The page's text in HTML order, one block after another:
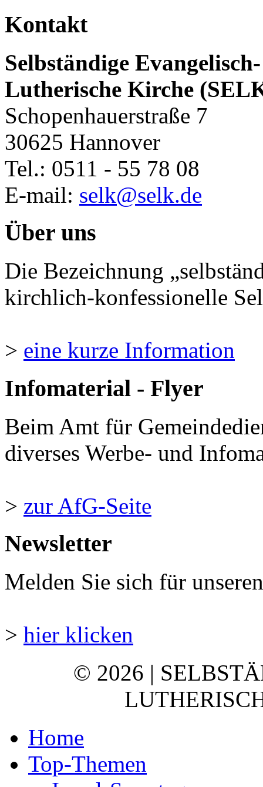
Kontakt
Selbständige Evangelisch-
Lutherische Kirche
Schopenhauerstraße 7
30625 Hannover
Tel.: 0511 - 55 78 08
E-mail: selk@selk.de
Über uns
Die Bezeichnung
kirchlich-konfessionelle
> eine kurze Information
Infomaterial - Flyer
Beim Amt für
diverses Werbe- und
> zur AfG-Seite
Newsletter
Melden Sie sich für
> hier klicken
© 2026 |
Home
Top-Themen